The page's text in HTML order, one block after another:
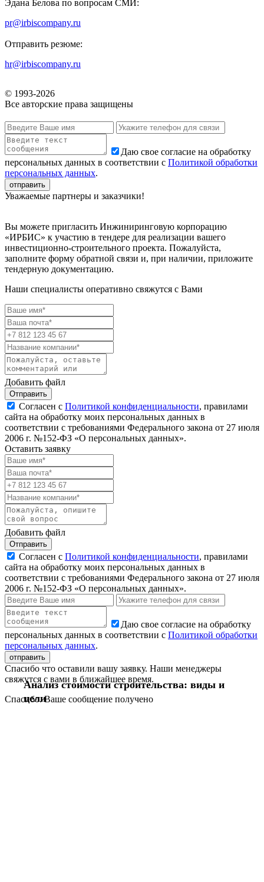
Анализ стоимости строительства: виды и
цели
Эдана Белова по вопросам СМИ:
pr@irbiscompany.ru
Отправить резюме:
hr@irbiscompany.ru
© 1993-2026
Все авторские права защищены
Даю свое согласие на обработку
персональных данных в соответствии с Политикой обработки
персональных данных.
Уважаемые партнеры и заказчики!
Вы можете пригласить Инжиниринговую корпорацию
«ИРБИС» к участию в тендере для реализации вашего
инвестиционно-строительного проекта. Пожалуйста,
заполните форму обратной связи и, при наличии, приложите
тендерную документацию.
Наши специалисты оперативно свяжутся с Вами
Добавить файл
Отправить
Согласен с Политикой конфиденциальности, правилами
сайта на обработку моих персональных данных в
соответствии с требованиями Федерального закона от 27 июля
2006 г. №152-ФЗ «О персональных данных».
Оставить заявку
Добавить файл
Отправить
Согласен с Политикой конфиденциальности, правилами
сайта на обработку моих персональных данных в
соответствии с требованиями Федерального закона от 27 июля
2006 г. №152-ФЗ «О персональных данных».
Даю свое согласие на обработку
персональных данных в соответствии с Политикой обработки
персональных данных.
Спасибо что оставили вашу заявку. Наши менеджеры
свяжутся с вами в ближайшее время.
Спасибо. Ваше сообщение получено